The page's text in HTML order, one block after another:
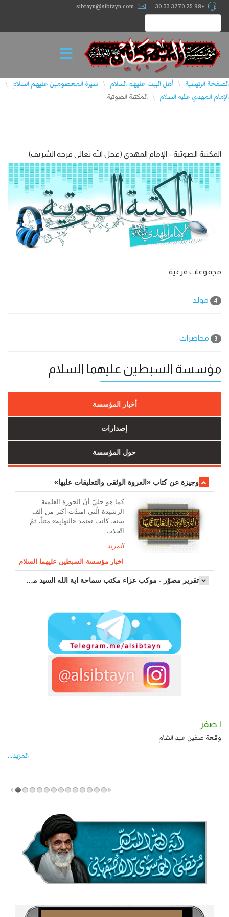
+98 25 3770 33 30
sibtayn@sibtayn.com
الصفحة الرئيسية \ أهل البيت عليهم السلام \ سيرة المعصومين عليهم السلام \
الإمام المهدي علیه السلام \ المكتبة الصوتية
المکتبة الصوتیة - الإمام المهدي (عجل الله تعالى فرجه الشریف)
مجموعات فرعية
4 مولد
3 محاضرات
مؤسسة السبطين عليهما السلام
أخبار المؤسسة
إصدارات
حول المؤسسة
وجیزة عن کتاب «العروة الوثقی والتعلیقات علیها»
کما هو جليّ أنّ الحوزة العلمیة
الرشیدة الّتي امتدّت أكثر من ألف
سنة، كانت تعتمد «النهاية» متناً، ثمّ
اتّخذت
المزيد...
اخبار مؤسسة السبطين عليهما السلام
تقرير مصوّر - موكب عزاء مکتب سماحة اية الله السيد مرتضى الموسوي الاصفهاني في يوم إستشهاد السيدة فاطم...
زيد بن علي بن الحسين عليهما السلام قتل صاحب الزنج